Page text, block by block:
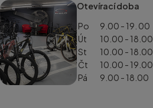
Otevírací doba
Po
9.00 - 19. 00
Út
10.00 - 18.00
St
10.00 - 18.00
Čt
10.00 - 19.00
Pá
9.00 - 18.00